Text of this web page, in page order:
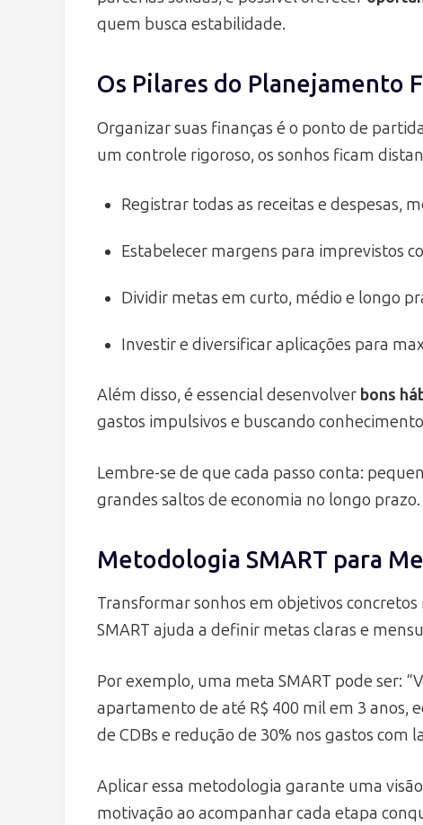
quem busca estabilidade.
Os Pilares do Planejamento
Organizar suas finanças é o ponto de
um controle rigoroso, os sonhos ficam
Registrar todas as receitas e despesas,
Estabelecer margens para imprevistos
Dividir metas em curto, médio e longo
Investir e diversificar aplicações para
Além disso, é essencial desenvolver bons
gastos impulsivos e buscando
Lembre-se de que cada passo conta:
grandes saltos de economia no longo prazo.
Metodologia SMART para
Transformar sonhos em objetivos
SMART ajuda a definir metas claras e
Por exemplo, uma meta SMART pode ser:
apartamento de até R$ 400 mil em 3 anos,
de CDBs e redução de 30% nos gastos com
Aplicar essa metodologia garante uma
motivação ao acompanhar cada etapa